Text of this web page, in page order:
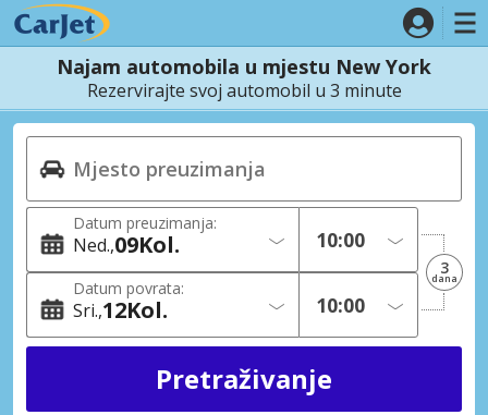
Najam automobila u mjestu New York
Rezervirajte svoj automobil u 3 minute
Datum preuzimanja:
Ned. 09Kol.
Datum povrata:
Sri. 12Kol.
3
dana